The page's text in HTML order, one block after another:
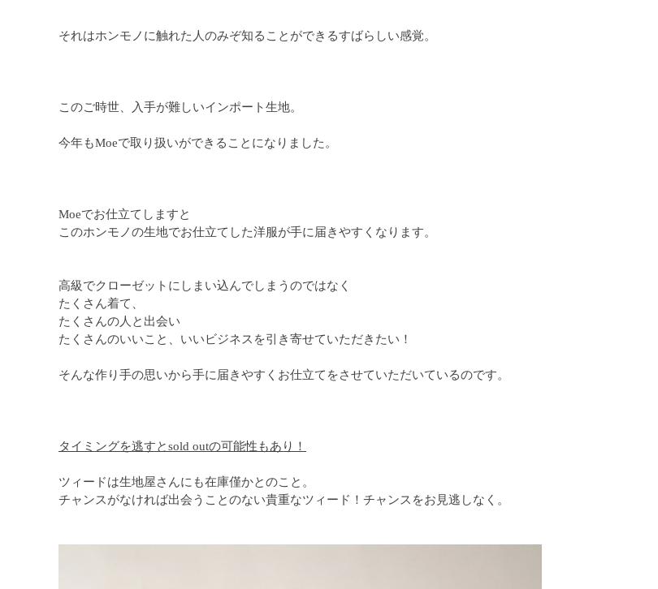
それはホンモノに触れた人のみぞ知ることができるすばらしい感覚。
このご時世、入手が難しいインポート生地。
今年もMoeで取り扱いができることになりました。
Moeでお仕立てしますと
このホンモノの生地でお仕立てした洋服が手に届きやすくなります。
高級でクローゼットにしまい込んでしまうのではなく
たくさん着て、
たくさんの人と出会い
たくさんのいいこと、いいビジネスを引き寄せていただきたい！
そんな作り手の思いから手に届きやすくお仕立てをさせていただいているのです。
タイミングを逃すとsold outの可能性もあり！
ツィードは生地屋さんにも在庫僅かとのこと。
チャンスがなければ出会うことのない貴重なツィード！チャンスをお見逃しなく。